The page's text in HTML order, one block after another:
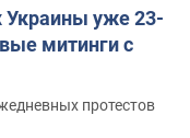
Украины уже 23-
митинги с
протестов